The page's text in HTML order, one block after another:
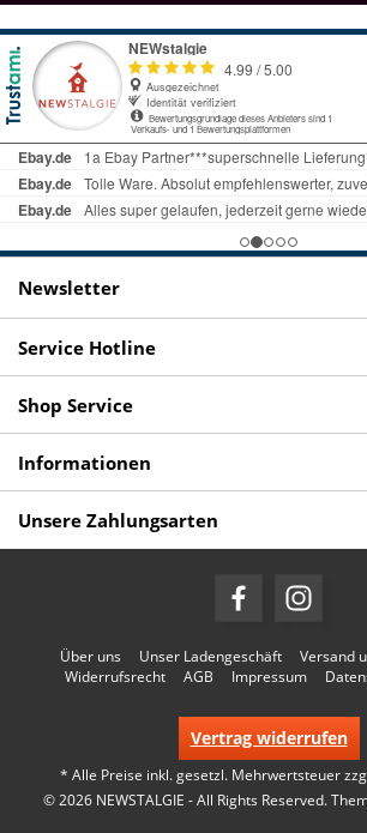
ab € 69 Bestellwert seit 98 Jahren Fachgeschäft +
Newsletter
Service Hotline
Shop Service
Informationen
Unsere Zahlungsarten
Über uns Unser Ladengeschäft
Versand
Widerrufsrecht
AGB Impressum
Vertrag widerrufen
* Alle Preise inkl. gesetzl. Mehrwertsteuer
© 2026 NEWSTALGIE - All Rights Reserved.